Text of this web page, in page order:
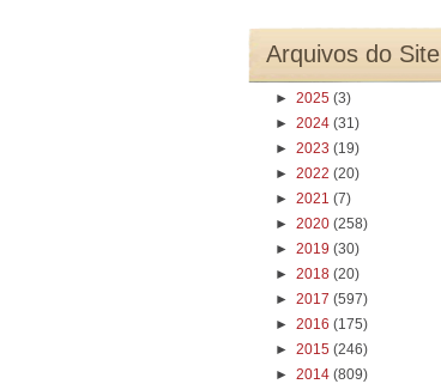
Arquivos do Site
► 2025 (3)
► 2024 (31)
► 2023 (19)
► 2022 (20)
► 2021 (7)
► 2020 (258)
► 2019 (30)
► 2018 (20)
► 2017 (597)
► 2016 (175)
► 2015 (246)
► 2014 (809)